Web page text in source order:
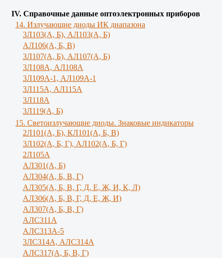
IV. Справочные данные оптоэлектронных приборов
14. Излучающие диоды ИК диапазона
3Л103(A, Б), AЛ103(А, Б)
AЛ106(A, Б, В)
3Л107(А, Б), АЛ107(А, Б)
3Л108А, АЛ108А
3Л109А-1, АЛ109А-1
3Л115А, АЛ115А
3Л118А
3Л119(A, Б)
15. Светоизлучающие диоды. Знаковые индикаторы
2Л101(A, Б), КЛ101(А, Б, В)
3Л102(A, Б, Г), АЛ102(А, Б, Г)
2Л105А
АЛ301(А, Б)
AЛ304(А, Б, В, Г)
АЛ305(А, Б, В, Г, Д, Е, Ж, И, К, Л)
AЛ306(A, Б, В, Г, Д, Е, Ж, И)
AЛ307(A, Б, В, Г)
АЛС311А
АЛС313А-5
3ЛС314А, АЛС314А
АЛС317(А, Б, В, Г)